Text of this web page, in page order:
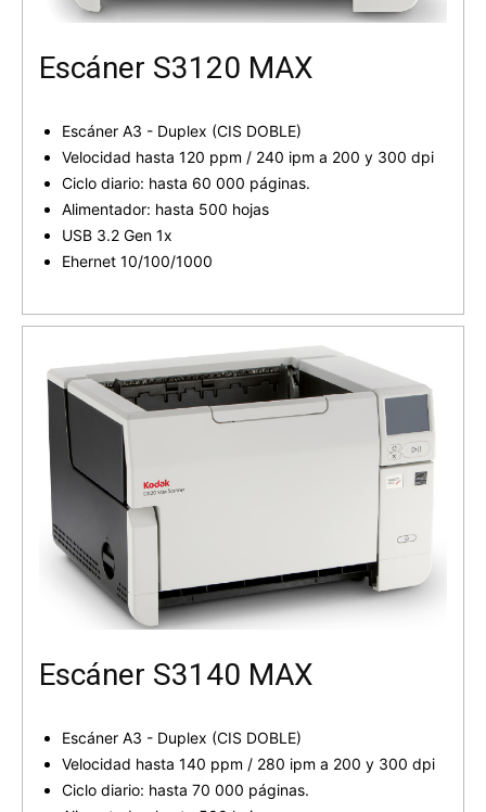
Escáner S3120 MAX
Escáner A3 - Duplex (CIS DOBLE)
Velocidad hasta 120 ppm / 240 ipm a 200 y 300 dpi
Ciclo diario: hasta 60 000 páginas.
Alimentador: hasta 500 hojas
USB 3.2 Gen 1x
Ehernet 10/100/1000
Escáner S3140 MAX
Escáner A3 - Duplex (CIS DOBLE)
Velocidad hasta 140 ppm / 280 ipm a 200 y 300 dpi
Ciclo diario: hasta 70 000 páginas.